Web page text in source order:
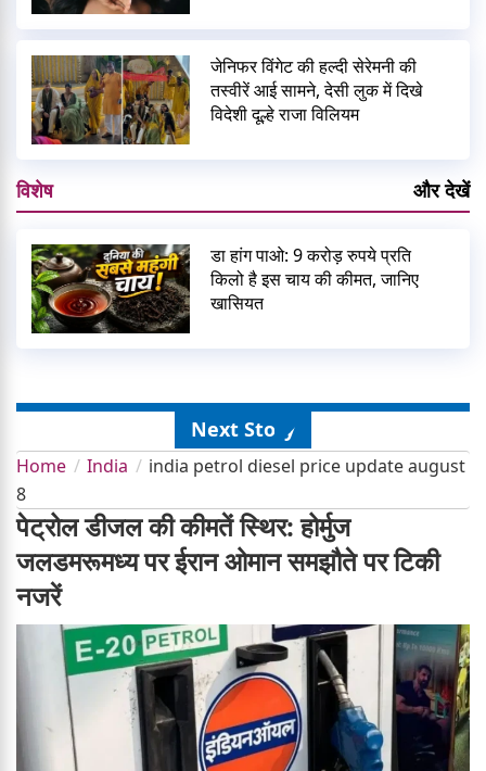
जेनिफर विंगेट की हल्दी सेरेमनी की
तस्वीरें आई सामने, देसी लुक में दिखे
विदेशी दूल्हे राजा विलियम
विशेष और देखें
डा हांग पाओ: 9 करोड़ रुपये प्रति
किलो है इस चाय की कीमत, जानिए
खासियत
Next Story
Home India
india petrol diesel price update august
8
पेट्रोल डीजल की कीमतें स्थिर: होर्मुज
जलडमरूमध्य पर ईरान ओमान समझौते पर टिकी
नजरें